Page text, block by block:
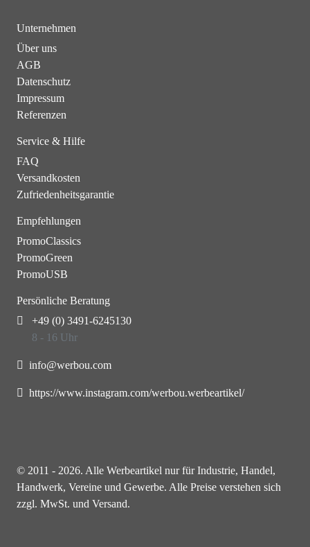
Unternehmen
Über uns
AGB
Datenschutz
Impressum
Referenzen
Service & Hilfe
FAQ
Versandkosten
Zufriedenheitsgarantie
Empfehlungen
PromoClassics
PromoGreen
PromoUSB
Persönliche Beratung
+49 (0) 3491-6245130
8 - 16 Uhr
info@werbou.com
https://www.instagram.com/werbou.werbeartikel/
© 2011 - 2026. Alle Werbeartikel nur für Industrie, Handel,
Handwerk, Vereine und Gewerbe. Alle Preise verstehen sich
zzgl. MwSt. und Versand.